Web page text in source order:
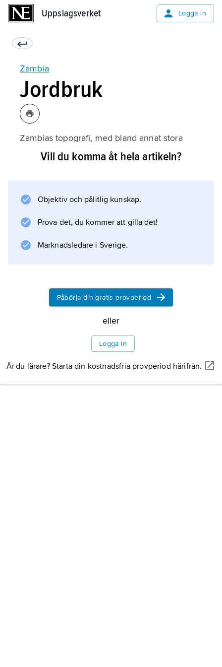
Uppslagsverket Logga in
Zambia
Jordbruk
Zambias topografi, med bland annat stora
höjdvariationer, ger goda odlingsmöjligheter
sysselsättningssynpunkt; cirka 60 procent av
den ekonomiskt aktiva befolkningen får sin
Vill du komma åt hela artikeln?
Objektiv och pålitlig kunskap.
Prova det, du kommer att gilla det!
Marknadsledare i Sverige.
Påbörja din gratis provperiod
eller
Logga in
Är du lärare? Starta din kostnadsfria provperiod härifrån.